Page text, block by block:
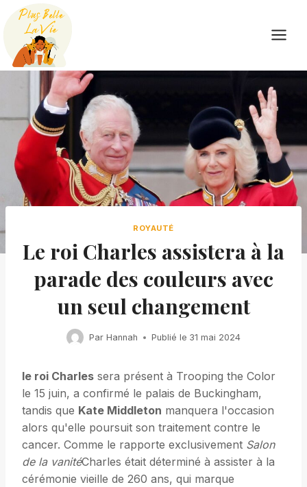
Skip
content
ROYAUTÉ
Le roi Charles assistera à la
parade des couleurs avec
un seul changement
Par Hannah Publié le 31 mai 2024
le roi Charles sera présent à Trooping the Color
le 15 juin, a confirmé le palais de Buckingham,
tandis que Kate Middleton manquera l'occasion
alors qu'elle poursuit son traitement contre le
cancer. Comme le rapporte exclusivement Salon
de la vanitéCharles était déterminé à assister à la
cérémonie vieille de 260 ans, qui marque